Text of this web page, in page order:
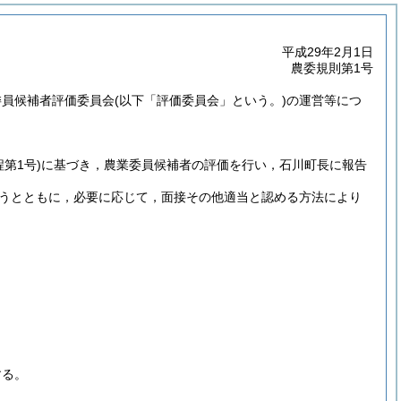
平成29年2月1日
農委規則第1号
候補者評価委員会(以下「評価委員会」という。)の運営等につ
第1号)に基づき，農業委員候補者の評価を行い，石川町長に報告
ともに，必要に応じて，面接その他適当と認める方法により
。